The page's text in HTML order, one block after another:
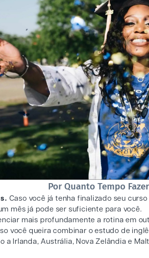
Por Quanto Tempo
Caso você já tenha finalizado seu
mês já pode ser suficiente para você.
mais profundamente a rotina em
você queira combinar o estudo de
a Irlanda, Austrália, Nova Zelândia e